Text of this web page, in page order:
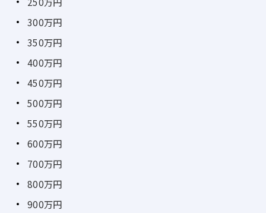
300万円
350万円
400万円
450万円
500万円
550万円
600万円
700万円
800万円
900万円